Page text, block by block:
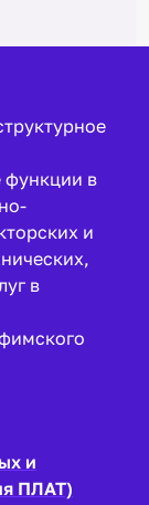
функции в
и
в
и
ПЛАТ)